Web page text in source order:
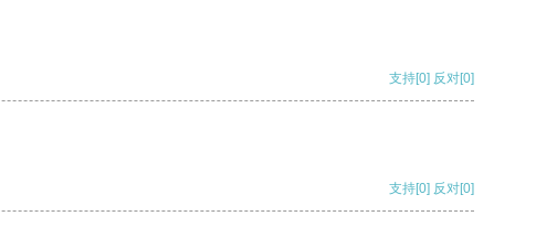
支持[0] 反对[0]
支持[0] 反对[0]